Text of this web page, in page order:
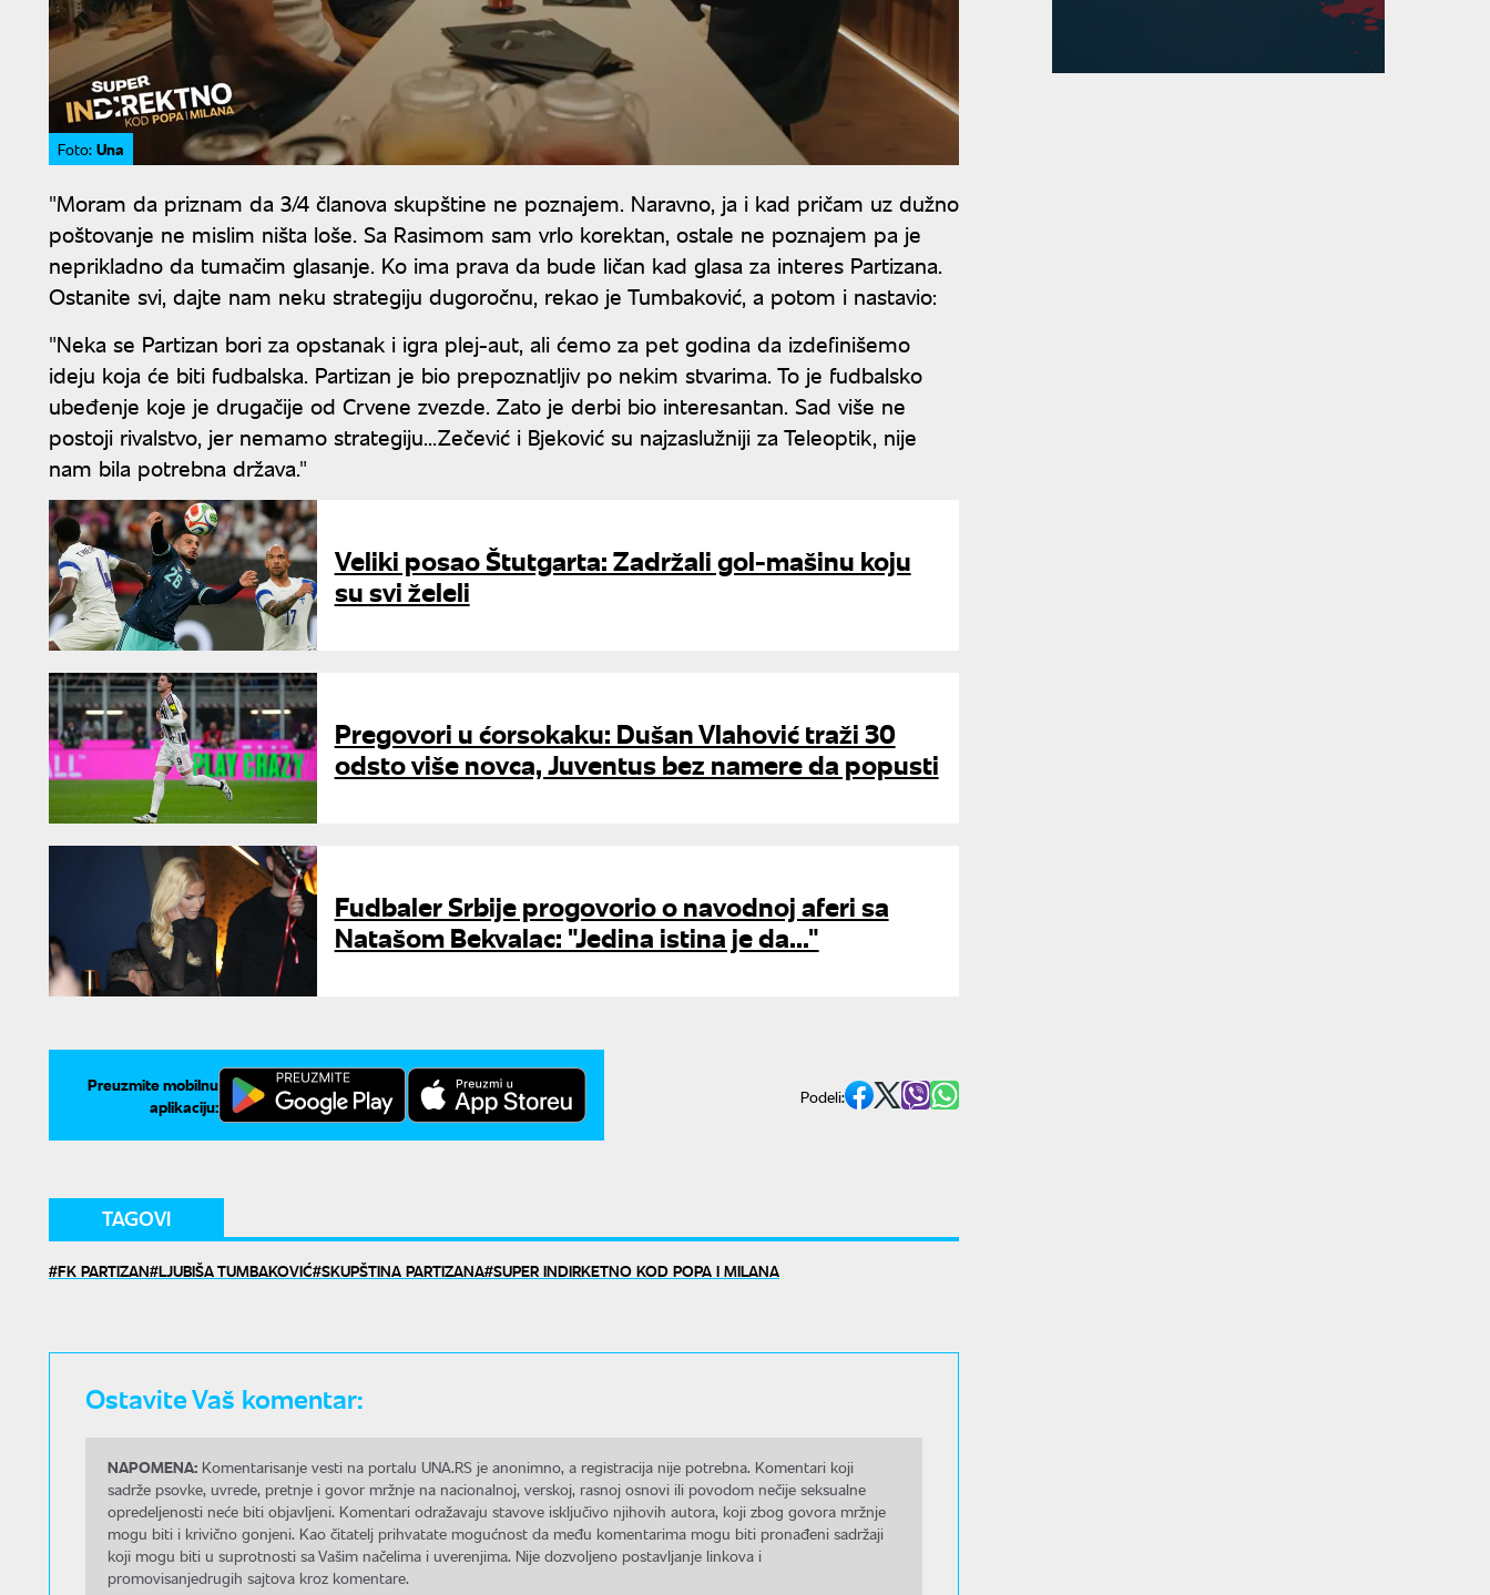
Foto: Una
"Moram da priznam da 3/4 članova skupštine ne poznajem. Naravno, ja i kad pričam uz dužno
poštovanje ne mislim ništa loše. Sa Rasimom sam vrlo korektan, ostale ne poznajem pa je
neprikladno da tumačim glasanje. Ko ima prava da bude ličan kad glasa za interes Partizana.
Ostanite svi, dajte nam neku strategiju dugoročnu, rekao je Tumbaković, a potom i nastavio:
"Neka se Partizan bori za opstanak i igra plej-aut, ali ćemo za pet godina da izdefinišemo
ideju koja će biti fudbalska. Partizan je bio prepoznatljiv po nekim stvarima. To je fudbalsko
ubeđenje koje je drugačije od Crvene zvezde. Zato je derbi bio interesantan. Sad više ne
postoji rivalstvo, jer nemamo strategiju...Zečević i Bjeković su najzaslužniji za Teleoptik, nije
nam bila potrebna država."
Veliki posao Štutgarta: Zadržali gol-mašinu koju
su svi želeli
Pregovori u ćorsokaku: Dušan Vlahović traži 30
odsto više novca, Juventus bez namere da popusti
Fudbaler Srbije progovorio o navodnoj aferi sa
Natašom Bekvalac: "Jedina istina je da..."
Preuzmite mobilnu
aplikaciju:
Podeli:
TAGOVI
FK PARTIZAN LJUBIŠA TUMBAKOVIĆ SKUPŠTINA PARTIZANA SUPER INDIRKETNO KOD POPA I MILANA
Ostavite Vaš komentar:
NAPOMENA: Komentarisanje vesti na portalu UNA.RS je anonimno, a registracija nije potrebna. Komentari koji
sadrže psovke, uvrede, pretnje i govor mržnje na nacionalnoj, verskoj, rasnoj osnovi ili povodom nečije seksualne
opredeljenosti neće biti objavljeni. Komentari odražavaju stavove isključivo njihovih autora, koji zbog govora mržnje
mogu biti i krivično gonjeni. Kao čitatelj prihvatate mogućnost da među komentarima mogu biti pronađeni sadržaji
koji mogu biti u suprotnosti sa Vašim načelima i uverenjima. Nije dozvoljeno postavljanje linkova i
promovisanjedrugih sajtova kroz komentare.